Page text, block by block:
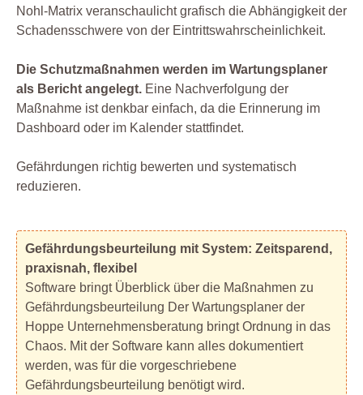
Nohl-Matrix veranschaulicht grafisch die Abhängigkeit der
Schadensschwere von der Eintrittswahrscheinlichkeit.
Die Schutzmaßnahmen werden im Wartungsplaner
als Bericht angelegt. Eine Nachverfolgung der
Maßnahme ist denkbar einfach, da die Erinnerung im
Dashboard oder im Kalender stattfindet.
Gefährdungen richtig bewerten und systematisch
reduzieren.
Gefährdungsbeurteilung mit System: Zeitsparend,
praxisnah, flexibel
Software bringt Überblick über die Maßnahmen zu
Gefährdungsbeurteilung Der Wartungsplaner der
Hoppe Unternehmensberatung bringt Ordnung in das
Chaos. Mit der Software kann alles dokumentiert
werden, was für die vorgeschriebene
Gefährdungsbeurteilung benötigt wird.